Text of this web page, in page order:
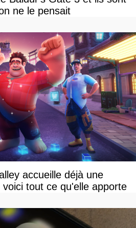
ne le pensait
accueille déjà une
tout ce qu'elle apporte